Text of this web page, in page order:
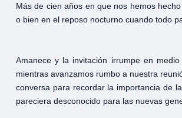
Más de cien años en que nos hemos
o bien en el reposo nocturno cuando todo
Amanece y la invitación irrumpe en
mientras avanzamos rumbo a nuestra
conversa para recordar la importancia de
pareciera desconocido para las nuevas